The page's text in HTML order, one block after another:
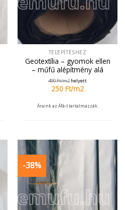
TELEPÍTÉSHEZ
Geotextília – gyomok ellen
– műfű alépítmény alá
490Ft/m2 helyett
250 Ft/m2
Áraink az Áfá-t tartalmazzák.
-38%